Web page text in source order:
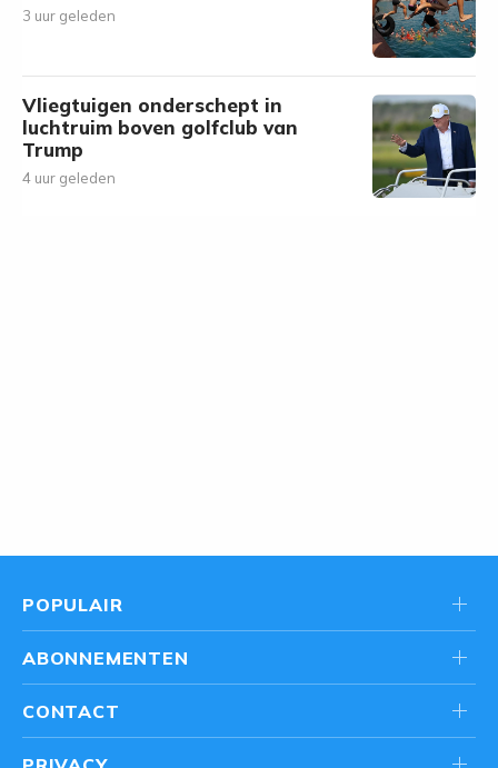
3 uur geleden
Vliegtuigen onderschept in
luchtruim boven golfclub van
Trump
4 uur geleden
POPULAIR
ABONNEMENTEN
CONTACT